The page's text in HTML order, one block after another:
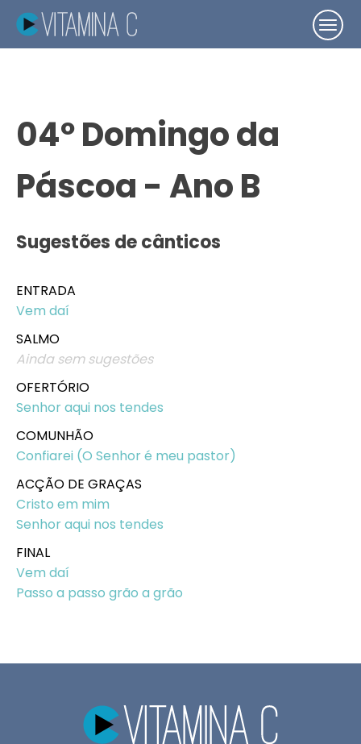
04º Domingo da
Páscoa - Ano B
Sugestões de cânticos
ENTRADA
Vem daí
SALMO
Ainda sem sugestões
OFERTÓRIO
Senhor aqui nos tendes
COMUNHÃO
Confiarei (O Senhor é meu pastor)
ACÇÃO DE GRAÇAS
Cristo em mim
Senhor aqui nos tendes
FINAL
Vem daí
Passo a passo grão a grão